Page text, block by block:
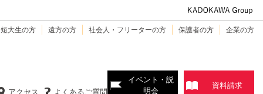
大生の方 遠方の方 社会人・フリーターの方 保護者の方 企業の方
よくあるご質問
アクセス
イベント・説
明会
資料請求